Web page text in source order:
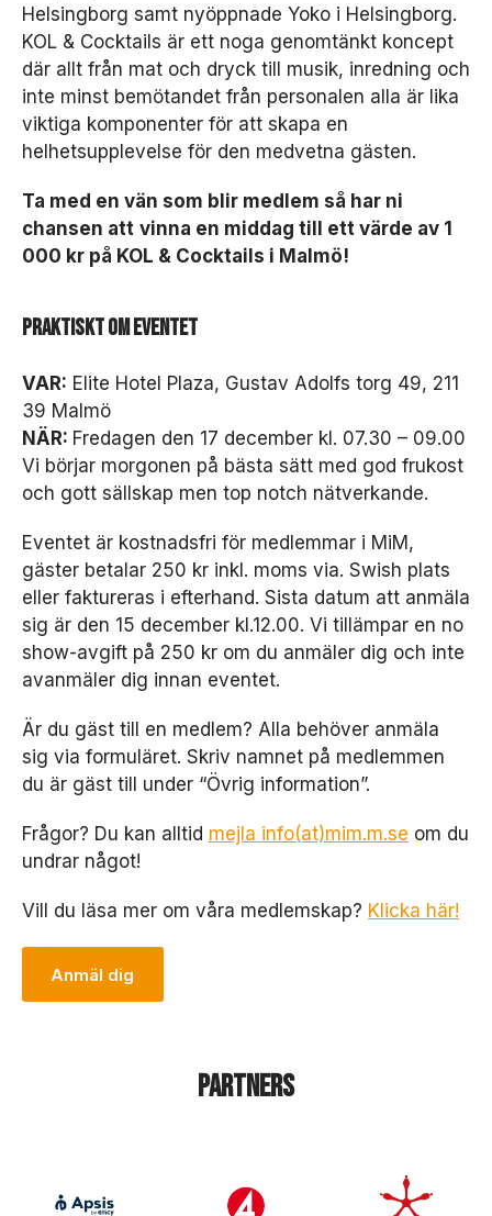
Helsingborg samt nyöppnade Yoko i Helsingborg.
KOL & Cocktails är ett noga genomtänkt koncept
där allt från mat och dryck till musik, inredning och
inte minst bemötandet från personalen alla är lika
viktiga komponenter för att skapa en
helhetsupplevelse för den medvetna gästen.
Ta med en vän som blir medlem så har ni
chansen att vinna en middag till ett värde av 1
000 kr på KOL & Cocktails i Malmö!
Praktiskt om eventet
VAR: Elite Hotel Plaza, Gustav Adolfs torg 49, 211
39 Malmö
NÄR: Fredagen den 17 december kl. 07.30 – 09.00
Vi börjar morgonen på bästa sätt med god frukost
och gott sällskap men top notch nätverkande.
Eventet är kostnadsfri för medlemmar i MiM,
gäster betalar 250 kr inkl. moms via. Swish plats
eller faktureras i efterhand. Sista datum att anmäla
sig är den 15 december kl.12.00. Vi tillämpar en no
show-avgift på 250 kr om du anmäler dig och inte
avanmäler dig innan eventet.
Är du gäst till en medlem? Alla behöver anmäla
sig via formuläret. Skriv namnet på medlemmen
du är gäst till under “Övrig information”.
Frågor? Du kan alltid mejla info(at)mim.m.se om du
undrar något!
Vill du läsa mer om våra medlemskap? Klicka här!
Anmäl dig
Partners
N
ö
d
v
n
d
g
a
D
e
a
k
r
g
år
in
e
at
t
v
äl
ja
rt
.
D
e
e
v
s
e
m